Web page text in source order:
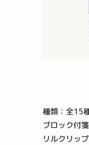
種類：全15
ブロック付
リルクリッ